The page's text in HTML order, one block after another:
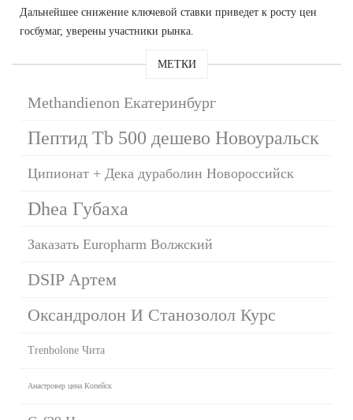
Дальнейшее снижение ключевой ставки приведет к росту цен
госбумаг, уверены участники рынка.
МЕТКИ
Methandienon Екатеринбург
Пептид Tb 500 дешево Новоуральск
Ципионат + Дека дураболин Новороссийск
Dhea Губаха
Заказать Europharm Волжский
DSIP Артем
Оксандролон И Станозолол Курс
Trenbolone Чита
Анастровер цена Копейск